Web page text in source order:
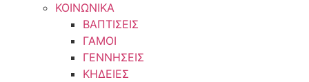
ΚΟΙΝΩΝΙΚΑ
ΒΑΠΤΙΣΕΙΣ
ΓΑΜΟΙ
ΓΕΝΝΗΣΕΙΣ
ΚΗΔΕΙΕΣ